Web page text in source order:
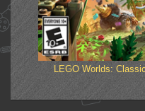
LEGO Worlds: